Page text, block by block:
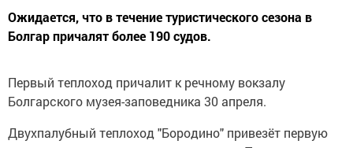
Ожидается, что в течение туристического сезона в
Болгар причалят более 190 судов.
Первый теплоход причалит к речному вокзалу
Болгарского музея-заповедника 30 апреля.
Двухпалубный теплоход "Бородино" привезёт первую